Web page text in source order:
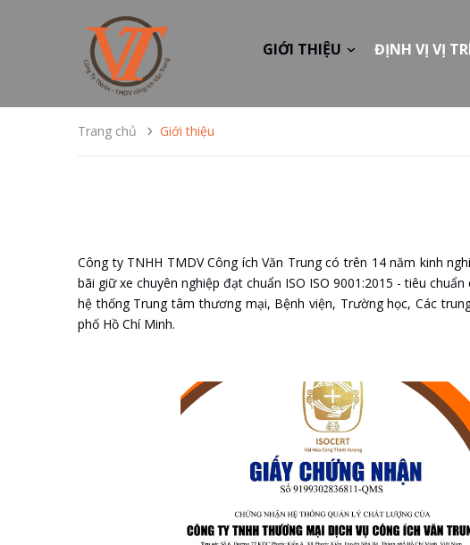
GIỚI THIỆU ĐỊNH VỊ VỊ
Trang chủ Giới thiệu
Công ty TNHH TMDV Công ích Văn Trung có trên 14 năm kinh
bãi giữ xe chuyên nghiệp đạt chuẩn ISO ISO 9001:2015 - tiêu
hệ thống Trung tâm thương mại, Bệnh viện, Trường học, Các
phố Hồ Chí Minh.